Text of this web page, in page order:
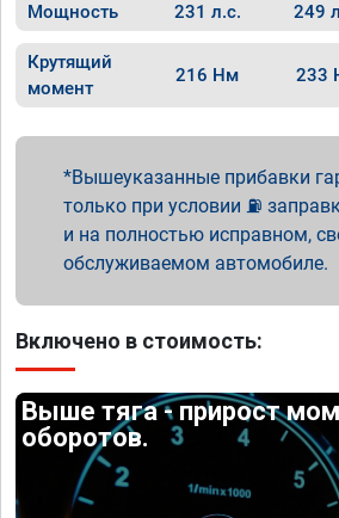
Мощность 231 л.с. 249
Крутящий
момент
216 Нм 233
Вышеуказанные прибавки
только при условии ⛽
и на полностью исправном,
обслуживаемом автомобиле.
Включено в стоимость:
Выше тяга - прирост
оборотов.